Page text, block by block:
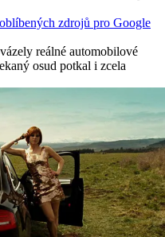
zdrojů pro Google
reálné automobilové
osud potkal i zcela